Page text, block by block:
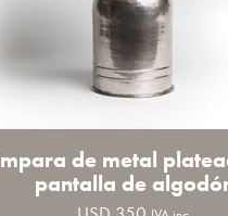
de metal
pantalla de